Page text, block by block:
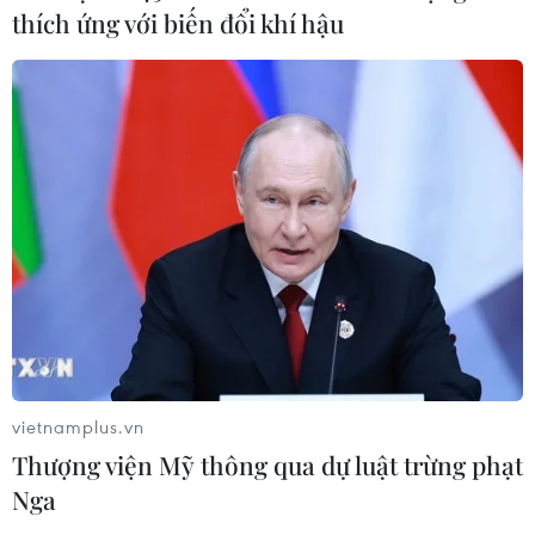
Đắk Lắk: Án phạt nghiêm minh với
đối tượng phá hoại đoàn kết dân tộc
05/08/2026 09:58
Hà Nội xét xử ổ nhóm 50 đối tượng tổ
chức sử dụng ma túy trong quán
karaoke
05/08/2026 09:38
Xem thêm
thích ứng với biến đổi khí hậu
vietnamplus.vn
Thượng viện Mỹ thông qua dự luật trừng phạt
Nga